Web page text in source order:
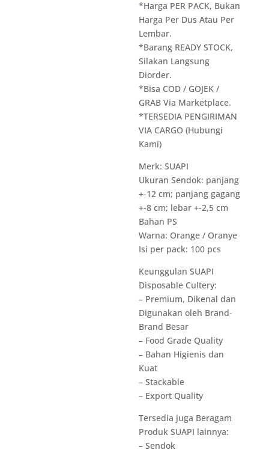
ini
adalah:
Rp9.000.
*Harga PER PACK, Bukan
Harga Per Dus Atau Per
Lembar.
*Barang READY STOCK,
Silakan Langsung
Diorder.
*Bisa COD / GOJEK /
GRAB Via Marketplace.
*TERSEDIA PENGIRIMAN
VIA CARGO (Hubungi
Kami)
Merk: SUAPI
Ukuran Sendok: panjang
+-12 cm; panjang gagang
+-8 cm; lebar +-2,5 cm
Bahan PS
Warna: Orange / Oranye
Isi per pack: 100 pcs
Keunggulan SUAPI
Disposable Cultery:
– Premium, Dikenal dan
Digunakan oleh Brand-
Brand Besar
– Food Grade Quality
– Bahan Higienis dan
Kuat
– Stackable
– Export Quality
Tersedia juga Beragam
Produk SUAPI lainnya:
– Sendok